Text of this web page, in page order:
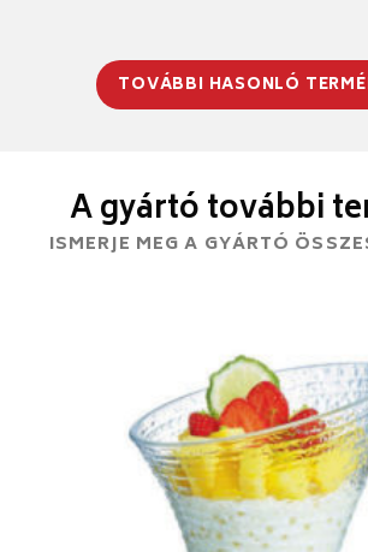
TOVÁBBI HASONLÓ
A gyártó további
ISMERJE MEG A GYÁRTÓ